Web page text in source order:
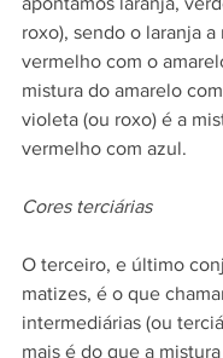
roxo), sendo o laranja a
vermelho com o
mistura do amarelo
violeta (ou roxo) é a
vermelho com azul.
Cores terciárias
O terceiro, e último
matizes, é o que
intermediárias (ou
mais é do que a